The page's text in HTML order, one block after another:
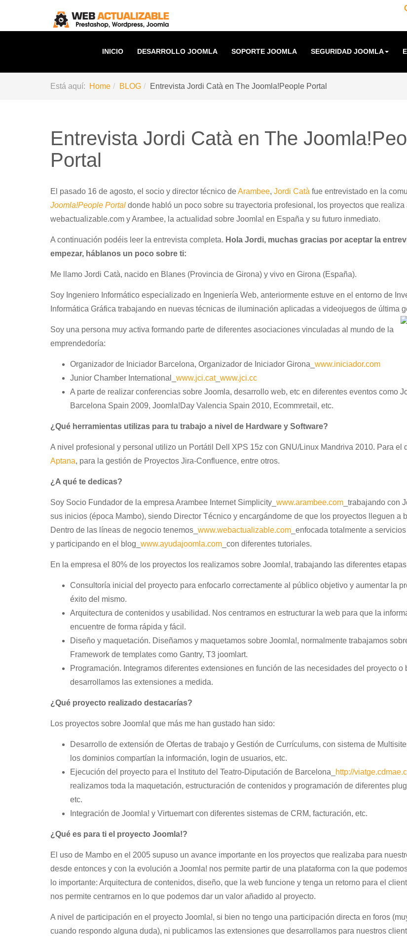
INICIO DESARROLLO JOOMLA SOPORTE JOOMLA SEGURIDAD JOOMLA
Está aquí: Home BLOG Entrevista Jordi Catà en The Joomla!People Portal
Entrevista Jordi Catà en The
Portal
El pasado 16 de agosto, el socio y director técnico deArambee, Jordi Catà fue entrevistado en la
Joomla!People Portal donde habló un poco sobre su trayectoria profesional, los proyectos que realiza
webactualizable.com y Arambee, la actualidad sobre Joomla! en España y su futuro inmediato.
A continuación podéis leer la entrevista completa. Hola Jordi, muchas gracias por aceptar la
empezar, háblanos un poco sobre ti:
Me llamo Jordi Catà, nacido en Blanes (Provincia de Girona) y vivo en Girona (España).
Soy Ingeniero Informático especializado en Ingeniería Web, anteriormente estuve en el entorno de
Informática Gráfica trabajando en nuevas técnicas de iluminación aplicadas a videojuegos de última
Soy una persona muy activa formando parte de diferentes asociaciones vinculadas al mundo de la
emprendedoría:
Organizador de Iniciador Barcelona, Organizador de Iniciador Girona_ www.iniciador.com
Junior Chamber International_ www.jci.cat_ www.jci.cc
A parte de realizar conferencias sobre Joomla, desarrollo web, etc en diferentes eventos como
Barcelona Spain 2009, Joomla!Day Valencia Spain 2010, Ecommretail, etc.
¿Qué herramientas utilizas para tu trabajo a nivel de Hardware y Software?
A nivel profesional y personal utilizo un Portátil Dell XPS 15z con GNU/Linux Mandriva 2010. Para el
Aptana, para la gestión de Proyectos Jira-Confluence, entre otros.
¿A qué te dedicas?
Soy Socio Fundador de la empresa Arambee Internet Simplicity_ www.arambee.com _trabajando con
sus inicios (época Mambo), siendo Director Técnico y encargándome de que los proyectos lleguen a
Dentro de las líneas de negocio tenemos_ www.webactualizable.com _enfocada totalmente a
y participando en el blog_ www.ayudajoomla.com _con diferentes tutoriales.
En la empresa el 80% de los proyectos los realizamos sobre Joomla!, trabajando las diferentes
Consultoría inicial del proyecto para enfocarlo correctamente al público objetivo y aumentar la
éxito del mismo.
Arquitectura de contenidos y usabilidad. Nos centramos en estructurar la web para que la
encuentre de forma rápida y fácil.
Diseño y maquetación. Diseñamos y maquetamos sobre Joomla!, normalmente trabajamos
Framework de templates como Gantry, T3 joomlart.
Programación. Integramos diferentes extensiones en función de las necesidades del proyecto o
desarrollamos las extensiones a medida.
¿Qué proyecto realizado destacarías?
Los proyectos sobre Joomla! que más me han gustado han sido:
Desarrollo de extensión de Ofertas de trabajo y Gestión de Currículums, con sistema de
los dominios compartían la información, login de usuarios, etc.
Ejecución del proyecto para el Instituto del Teatro-Diputación de Barcelona_
http://
realizamos toda la maquetación, estructuración de contenidos y programación de diferentes
etc.
Integración de Joomla! y Virtuemart con diferentes sistemas de CRM, facturación, etc.
¿Qué es para ti el proyecto Joomla!?
El uso de Mambo en el 2005 supuso un avance importante en los proyectos que realizaba para
desde entonces y con la evolución a Joomla! nos permite partir de una plataforma con la que
lo importante: Arquitectura de contenidos, diseño, que la web funcione y tenga un retorno para el
nos permite centrarnos en lo que podemos dar un valor añadido al proyecto.
A nivel de participación en el proyecto Joomla!, si bien no tengo una participación directa en foros
cuando respondo alguna duda), ni publicamos las extensiones que desarrollamos para nuestros